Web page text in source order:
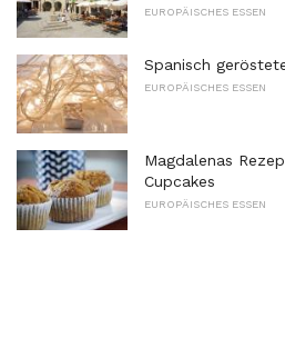
EUROPÄISCHES ESSEN
Spanisch
EUROPÄISCHES ESSEN
Magdalenas
Cupcakes
EUROPÄISCHES ESSEN